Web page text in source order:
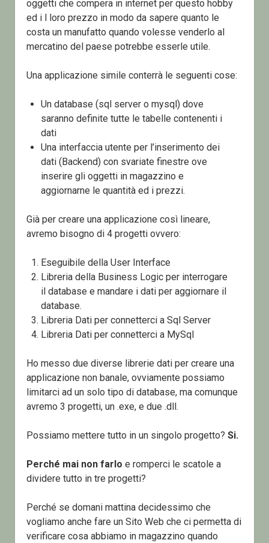
oggetti che compera in internet per questo hobby
ed i l loro prezzo in modo da sapere quanto le
costa un manufatto quando volesse venderlo al
mercatino del paese potrebbe esserle utile.
Una applicazione simile conterrà le seguenti cose:
Un database (sql server o mysql) dove
saranno definite tutte le tabelle contenenti i
dati
Una interfaccia utente per l’inserimento dei
dati (Backend) con svariate finestre ove
inserire gli oggetti in magazzino e
aggiornarne le quantità ed i prezzi.
Già per creare una applicazione così lineare,
avremo bisogno di 4 progetti ovvero:
Eseguibile della User Interface
Libreria della Business Logic per interrogare
il database e mandare i dati per aggiornare il
database.
Libreria Dati per connetterci a Sql Server
Libreria Dati per connetterci a MySql
Ho messo due diverse librerie dati per creare una
applicazione non banale, ovviamente possiamo
limitarci ad un solo tipo di database, ma comunque
avremo 3 progetti, un .exe, e due .dll.
Possiamo mettere tutto in un singolo progetto? Si.
Perché mai non farlo e romperci le scatole a
dividere tutto in tre progetti?
Perché se domani mattina decidessimo che
vogliamo anche fare un Sito Web che ci permetta di
verificare cosa abbiamo in magazzino quando